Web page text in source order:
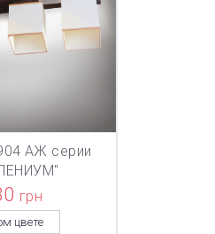
В КОРЗИНУ
АЖ серии
грн
цвете